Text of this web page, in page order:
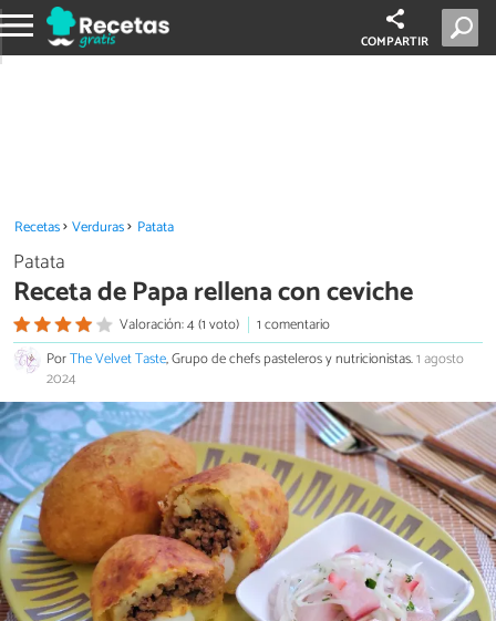
COMPARTIR
Recetas Verduras Patata
Patata
Receta de Papa rellena con ceviche
Valoración: 4 (1 voto)
1 comentario
PorThe Velvet Taste, Grupo de chefs pasteleros y nutricionistas.1 agosto
2024